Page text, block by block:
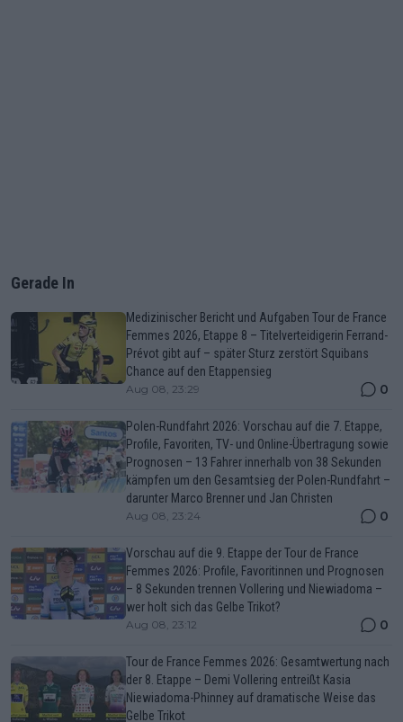
Gerade In
Medizinischer Bericht und Aufgaben Tour de France
Femmes 2026, Etappe 8 – Titelverteidigerin Ferrand-
Prévot gibt auf – später Sturz zerstört Squibans
Chance auf den Etappensieg
Aug 08, 23:29 0
Polen-Rundfahrt 2026: Vorschau auf die 7. Etappe,
Profile, Favoriten, TV- und Online-Übertragung sowie
Prognosen – 13 Fahrer innerhalb von 38 Sekunden
kämpfen um den Gesamtsieg der Polen-Rundfahrt –
darunter Marco Brenner und Jan Christen
Aug 08, 23:24 0
Vorschau auf die 9. Etappe der Tour de France
Femmes 2026: Profile, Favoritinnen und Prognosen
– 8 Sekunden trennen Vollering und Niewiadoma –
wer holt sich das Gelbe Trikot?
Aug 08, 23:12 0
Tour de France Femmes 2026: Gesamtwertung nach
der 8. Etappe – Demi Vollering entreißt Kasia
Niewiadoma-Phinney auf dramatische Weise das
Gelbe Trikot